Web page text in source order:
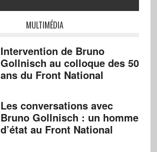
MULTIMÉDIA
Intervention de Bruno
Gollnisch au colloque des 50
ans du Front National
Les conversations avec
Bruno Gollnisch : un homme
d’état au Front National